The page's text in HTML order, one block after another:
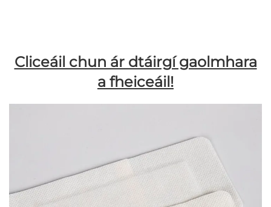
Cliceáil chun ár dtáirgí gaolmhara
a fheiceáil!